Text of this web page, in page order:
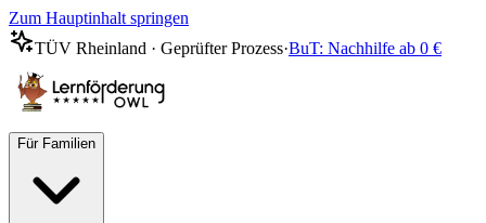
Zum Hauptinhalt springen
TÜV Rheinland · Geprüfter Prozess·BuT: Nachhilfe ab 0 €
Für Familien